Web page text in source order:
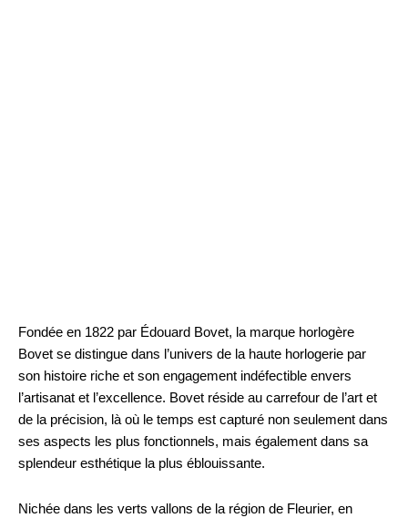
Fondée en 1822 par Édouard Bovet, la marque horlogère
Bovet se distingue dans l’univers de la haute horlogerie par
son histoire riche et son engagement indéfectible envers
l’artisanat et l’excellence. Bovet réside au carrefour de l’art et
de la précision, là où le temps est capturé non seulement dans
ses aspects les plus fonctionnels, mais également dans sa
splendeur esthétique la plus éblouissante.
Nichée dans les verts vallons de la région de Fleurier, en